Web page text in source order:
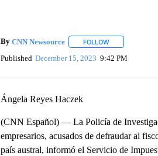
By CNN Newsource FOLLOWFOLLOW "" TO
Published December 15, 2023 9:42 PM
Ángela Reyes Haczek
(CNN Español) — La Policía de
empresarios, acusados de defraudar al
país austral, informó el Servicio de